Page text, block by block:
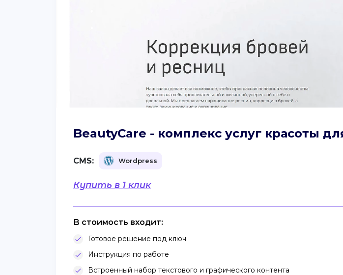
BeautyCare - комплекс услуг красоты
CMS: Wordpress
Купить в 1 клик
В стоимость входит:
Готовое решение под ключ
Инструкция по работе
Встроенный набор текстового и графического контента